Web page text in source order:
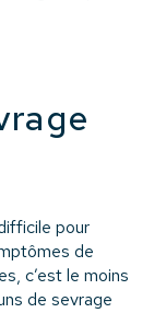
pour
de
c’est le moins
de sevrage